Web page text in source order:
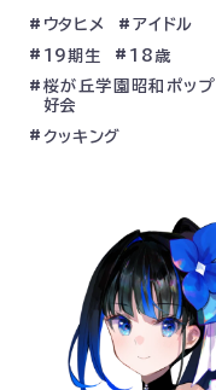
ウタヒメ
アイドル
19期生
18歳
桜が丘学園昭和ポップ
好会
クッキング